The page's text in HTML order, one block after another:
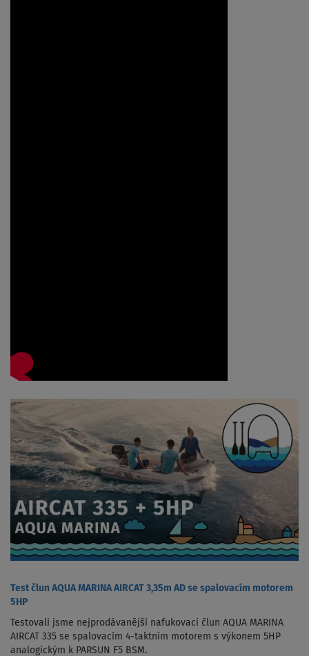
Test člun AQUA MARINA AIRCAT 3,35m AD se spalovacím motorem
5HP
Testovali jsme nejprodávanější nafukovací člun AQUA MARINA
AIRCAT 335 se spalovacím 4-taktním motorem s výkonem 5HP
analogickým k PARSUN F5 BSM.